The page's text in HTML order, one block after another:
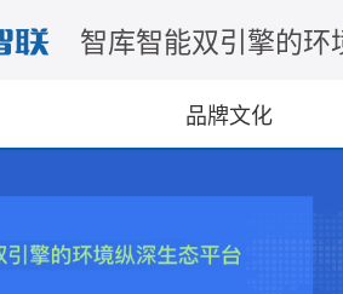
智库智能双引擎的环
品牌文化